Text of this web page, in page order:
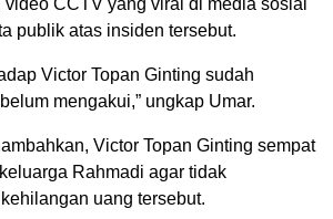
video CCTV yang viral di media sosial
publik atas insiden tersebut.
Victor Topan Ginting sudah
mengakui,” ungkap Umar.
Victor Topan Ginting sempat
Rahmadi agar tidak
uang tersebut.